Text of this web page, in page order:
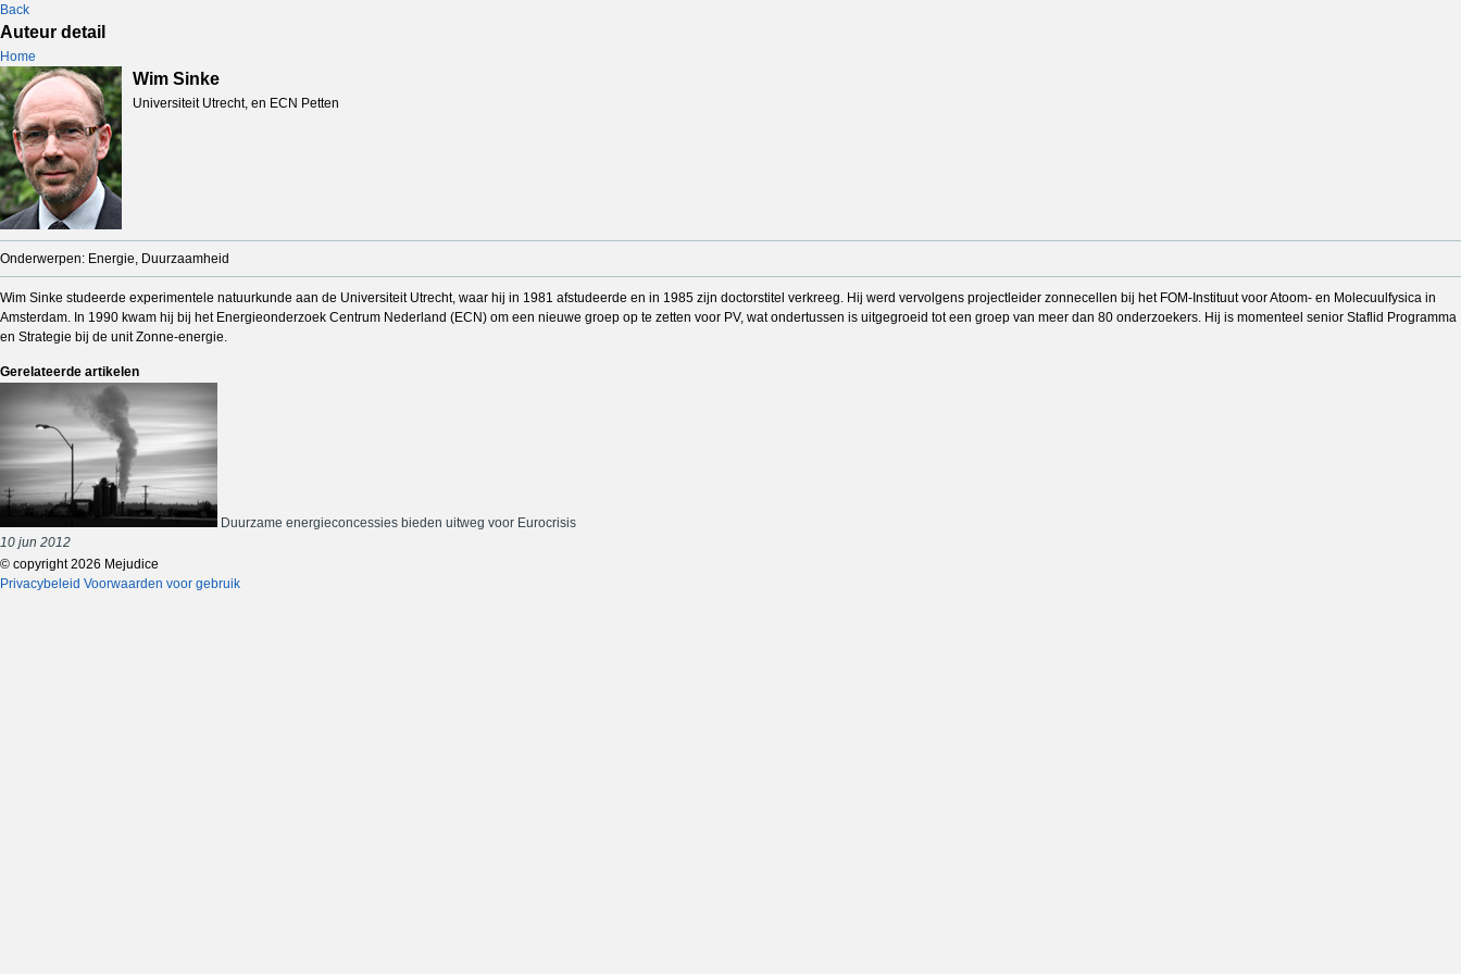
Back
Auteur detail
Home
Wim Sinke
Universiteit Utrecht, en ECN Petten
Onderwerpen: Energie, Duurzaamheid
Wim Sinke studeerde experimentele natuurkunde aan de Universiteit Utrecht, waar hij in 1981 afstudeerde en in 1985 zijn doctorstitel verkreeg. Hij werd vervolgens projectleider zonnecellen bij het FOM-Instituut voor Atoom- en Molecuulfysica in
Amsterdam. In 1990 kwam hij bij het Energieonderzoek Centrum Nederland (ECN) om een nieuwe groep op te zetten voor PV, wat ondertussen is uitgegroeid tot een groep van meer dan 80 onderzoekers. Hij is momenteel senior Staflid Programma
en Strategie bij de unit Zonne-energie.
Gerelateerde artikelen
Duurzame energieconcessies bieden uitweg voor Eurocrisis
10 jun 2012
© copyright 2026 Mejudice
Privacybeleid Voorwaarden voor gebruik